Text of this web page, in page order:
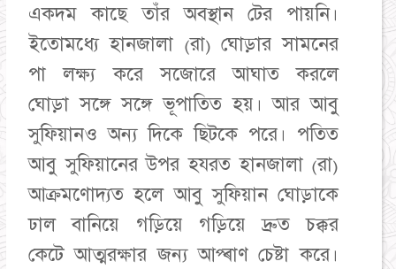
একদম কাছে তাঁর অবস্থান টের পায়নি।
ইতোমধ্যে হানজালা (রা) ঘোড়ার সামনের
পা লক্ষ্য করে সজোরে আঘাত করলে
ঘোড়া সঙ্গে সঙ্গে ভূপাতিত হয়। আর আবু
সুফিয়ানও অন্য দিকে ছিটকে পরে। পতিত
আবু সুফিয়ানের উপর হযরত হানজালা (রা)
আক্রমণোদ্যত হলে আবু সুফিয়ান ঘোড়াকে
ঢাল বানিয়ে গড়িয়ে গড়িয়ে দ্রুত চক্কর
কেটে আত্মরক্ষার জন্য আপ্ৰাণ চেষ্টা করে।